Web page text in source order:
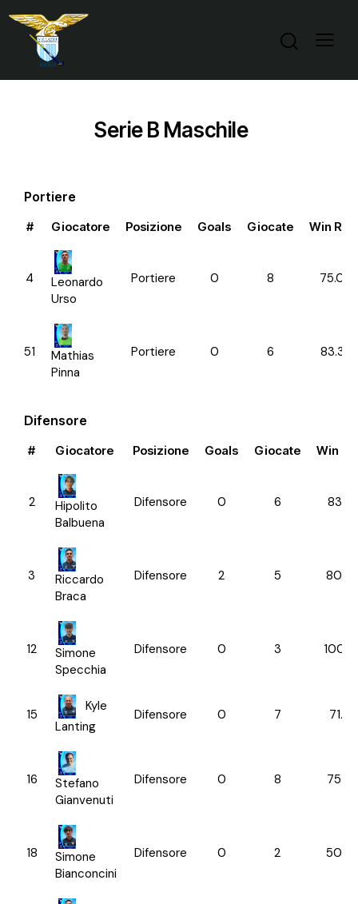
Serie B Maschile
Portiere
# Giocatore Posizione Goals Giocate Win
4
Leonardo
Urso
Portiere 0 8 75.00
51
Mathias
Pinna
Portiere 0 6 83.33
Difensore
# Giocatore Posizione Goals Giocate Win
2
Hipolito
Balbuena
Difensore 0 6 83.33
3
Riccardo
Braca
Difensore 2 5
12
Simone
Specchia
Difensore 0 3
15
Kyle
Lanting
Difensore 0 7 71.43
16
Stefano
Gianvenuti
Difensore 0 8
18
Simone
Bianconcini
Difensore 0 2